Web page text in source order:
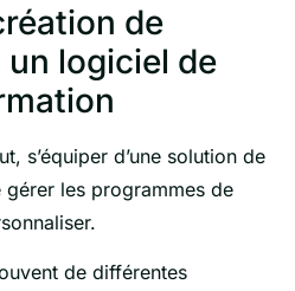
de
logiciel de
s’équiper d’une solution de
les programmes de
de différentes